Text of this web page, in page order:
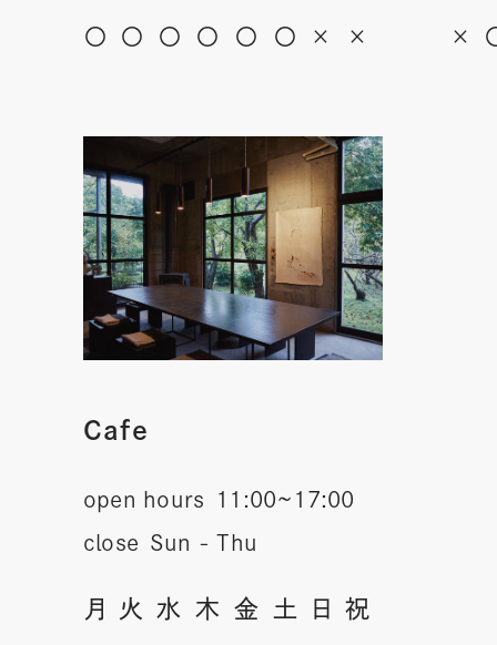
〇 〇 〇 〇 〇 〇 × × ×
Cafe
open hours 11:00~17:00
close Sun - Thu
月 火 水 木 金 土 日 祝